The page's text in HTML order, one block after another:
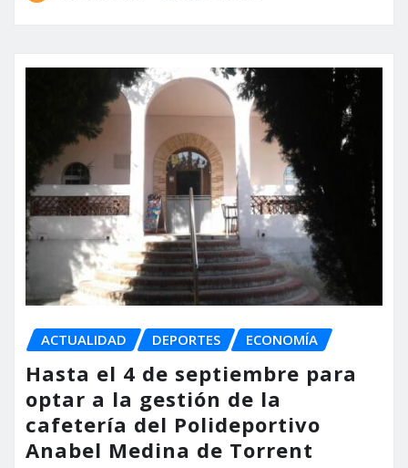
ACTUALIDAD DEPORTES ECONOMÍA
Hasta el 4 de septiembre para
optar a la gestión de la
cafetería del Polideportivo
Anabel Medina de Torrent